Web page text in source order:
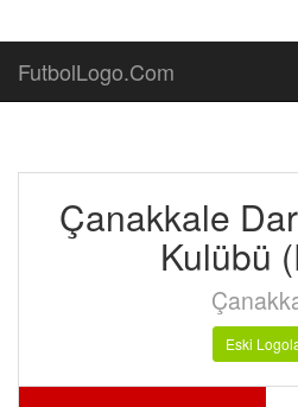
FutbolLogo.Com
Çanakkale
Kulübü
Eski